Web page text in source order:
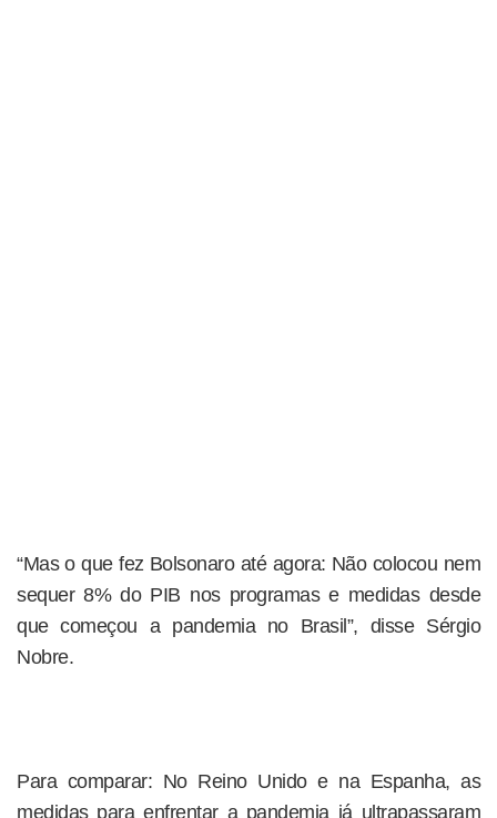
“Mas o que fez Bolsonaro até agora: Não colocou nem
sequer 8% do PIB nos programas e medidas desde
que começou a pandemia no Brasil”, disse Sérgio
Nobre.
Para comparar: No Reino Unido e na Espanha, as
medidas para enfrentar a pandemia já ultrapassaram